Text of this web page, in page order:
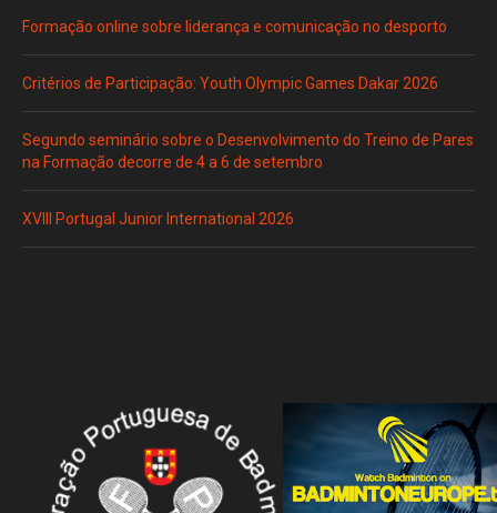
Formação online sobre liderança e comunicação no desporto
Critérios de Participação: Youth Olympic Games Dakar 2026
Segundo seminário sobre o Desenvolvimento do Treino de Pares
na Formação decorre de 4 a 6 de setembro
XVIII Portugal Junior International 2026